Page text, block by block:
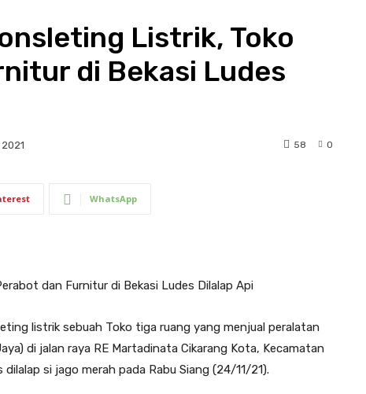
Listrik, Toko
di Bekasi Ludes
0
58
WhatsApp
dan Furnitur di Bekasi Ludes Dilalap Api
listrik sebuah Toko tiga ruang yang menjual peralatan
di jalan raya RE Martadinata Cikarang Kota, Kecamatan
si jago merah pada Rabu Siang (24/11/21).